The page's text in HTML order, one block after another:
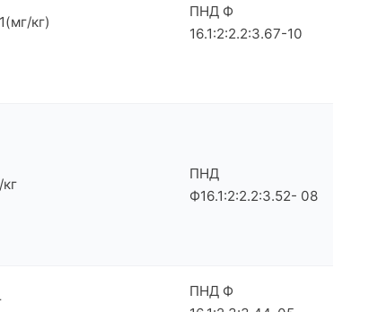
кг)
ПНД Ф
16.1:2:2.2:3.67-10
ПНД
Ф16.1:2:2.2:3.52- 08
ПНД Ф